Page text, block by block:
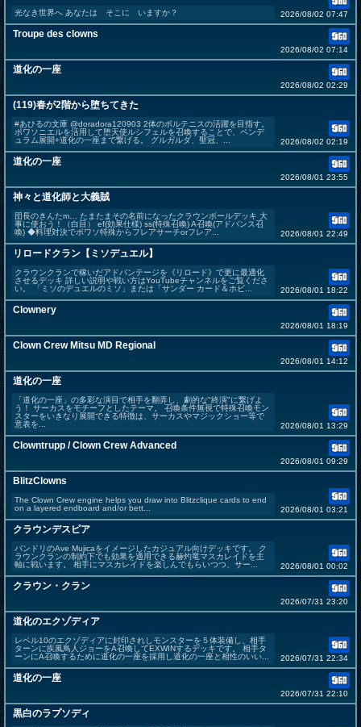
光なき世界へ あなたは そこに いますか？ 2026/08/02 07:47
Troupe des clowns
2026/08/02 07:14
道化の一座
2026/08/02 02:29
(119)春が2階から堕ちてきた
#あひるの文庫 @doradora120903 2体のボルテニスの活躍を目指す。
ポワソニエルを活用して堕天使ルシフェルを召喚することで、ペンデ
ュラム展開+道化の一座まで繋げる。 グルガルダ、聖冠、...
2026/08/02 02:19
道化の一座
2026/08/01 23:55
神々と道化師と大義賊
団長のきんたm… たまたまその名前になったクラウンボールデッキ 大
事に使おう！（白目） ef(効果仕様) ss(特殊召喚) A召喚(アドバンス召
喚) ◆料理対決でポワソ特殊からフレアサーチorフレア...
2026/08/01 22:49
リロードクラン【ミソデュエル】
クラウンクランで稼いだアドバンテージを《リロード》で更に最適化
させるデッキ 詳しい説明や戦い方はYouTubeチャンネルをご覧くださ
い。 「ミソのデュエルのミソ」または「サンダー カード＆ホビ...
2026/08/01 18:22
Clownery
2026/08/01 18:19
Clown Crew Mitsu MD Regional
2026/08/01 14:12
道化の一座
「道化の一座」の多彩な演目で相手を翻弄し、劇的な"終演"に繋げよ
う！ サーカスをモチーフとしたテーマ。 召喚条件無視で特殊召喚モン
スターをいきなり展開できる特徴は、サーカスやマジックショー等で
意表を...
2026/08/01 13:29
Clowntrupp / Clown Crew Advanced
2026/08/01 09:29
BlitzClowns
The Clown Crew engine helps you draw into Blitzclique cards to end
on a layered endboard and/or bett...
2026/08/01 03:21
クラウンデスピア
バンドリのAve Mujicaをイメージしたカジュアル向けデッキです。 ク
ラウンクランの制約下でも効果を適用できる赫灼竜マスカレイドを主
軸に戦います。 相手にマスカレイドを楽しんでもらいつつ、サー...
2026/08/01 00:02
クラウン・クラン
2026/07/31 23:20
道化のエクゾディア
レベル10のエクゾディアに封印されしモンスターを５体装備し、相手
ターンに疾風鳥人ジョーをA召喚してEXWINするデッキです。 相手タ
ーンにA召喚するために道化の一座を採用し道化の一座と相性のいい...
2026/07/31 22:34
道化の一座
2026/07/31 22:10
黒白のラプソディ